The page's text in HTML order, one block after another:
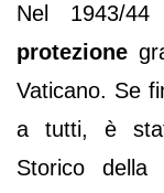
Nel 1943/
protezione
Vaticano. Se
a tutti, è
Storico della